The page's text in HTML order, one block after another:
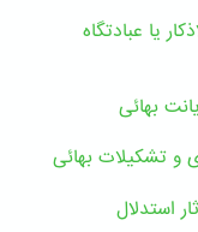
یا عبادتگاه
بهائی
و تشکیلات بهائی
استدلال